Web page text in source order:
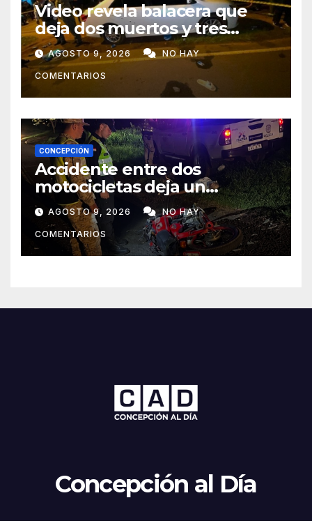
Video revela balacera que
deja dos muertos y tres
heridos en Tava’ i, Caazapá
AGOSTO 9, 2026 NO HAY
COMENTARIOS
CONCEPCIÓN
Accidente entre dos
motocicletas deja un
fallecido y dos heridos en Yby
Yaú
AGOSTO 9, 2026 NO HAY
COMENTARIOS
Concepción al Día